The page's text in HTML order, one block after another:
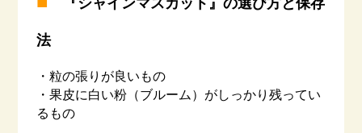
法
・粒の張りが良いもの
・果皮に白い粉（ブルーム）がしっかり残ってい
るもの